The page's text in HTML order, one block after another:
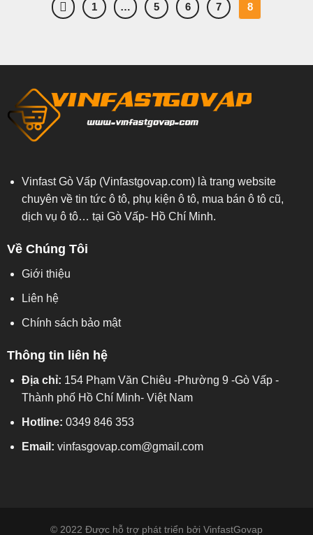
1 … 5 6 7 8
Vinfast Gò Vấp (Vinfastgovap.com)là trang website
chuyên về tin tức ô tô, phụ kiện ô tô, mua bán ô tô cũ,
dịch vụ ô tô… tại Gò Vấp- Hồ Chí Minh.
Về Chúng Tôi
Giới thiệu
Liên hệ
Chính sách bảo mật
Thông tin liên hệ
Địa chỉ: 154 Phạm Văn Chiêu -Phường 9 -Gò Vấp -
Thành phố Hồ Chí Minh- Việt Nam
Hotline: 0349 846 353
Email: vinfasgovap.com@gmail.com
© 2022 Được hỗ trợ phát triển bởi VinfastGovap